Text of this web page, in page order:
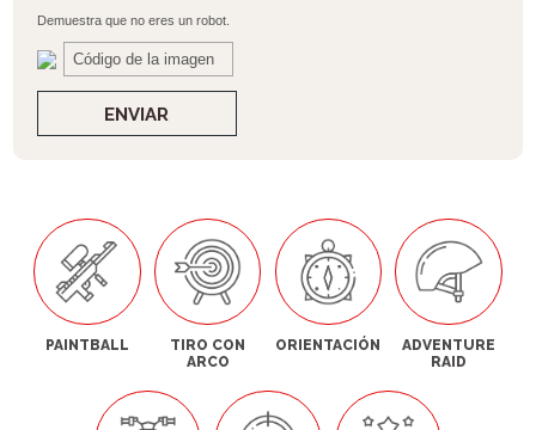
Demuestra que no eres un robot.
ENVIAR
PAINTBALL
TIRO CON
ARCO
ORIENTACIÓN
ADVENTURE
RAID